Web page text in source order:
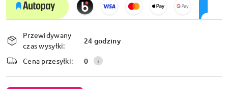
i
dostawa
Przewidywany
czas wysyłki:
24 godziny
Cena przesyłki: 0